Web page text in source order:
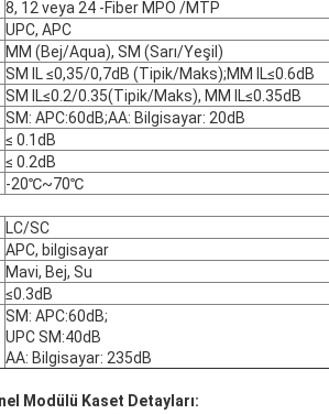
8, 12 veya 24 -Fiber MPO /MTP
UPC, APC
MM (Bej/Aqua), SM (Sarı/Yeşil)
SM IL ≤0,35/0,7dB (Tipik/Maks);MM IL≤0.6dB
SM IL≤0.2/0.35(Tipik/Maks), MM IL≤0.35dB
SM: APC:60dB;AA: Bilgisayar: 20dB
≤ 0.1dB
≤ 0.2dB
-20℃~70℃
LC/SC
APC, bilgisayar
Mavi, Bej, Su
≤0.3dB
SM: APC:60dB;
UPC SM:40dB
AA: Bilgisayar: 235dB
Modülü Kaset Detayları: